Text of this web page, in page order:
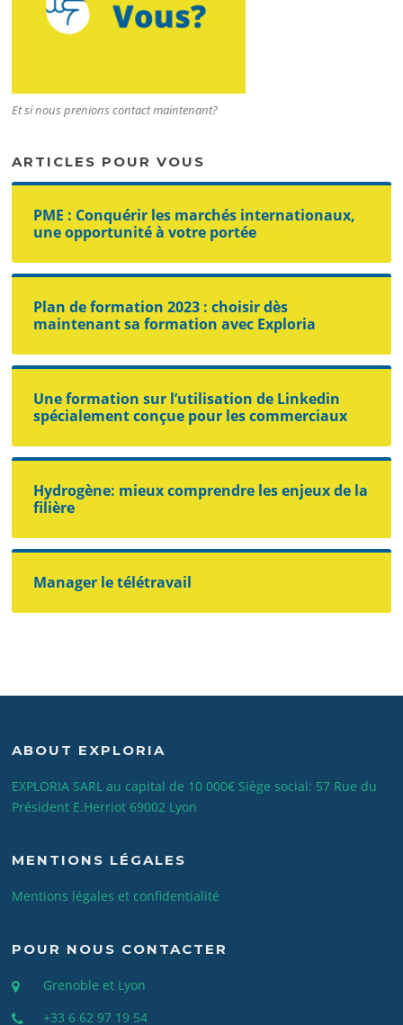
Et si nous prenions contact maintenant?
ARTICLES POUR VOUS
PME : Conquérir les marchés internationaux,
une opportunité à votre portée
Plan de formation 2023 : choisir dès
maintenant sa formation avec Exploria
Une formation sur l’utilisation de Linkedin
spécialement conçue pour les commerciaux
Hydrogène: mieux comprendre les enjeux de la
filière
Manager le télétravail
ABOUT EXPLORIA
EXPLORIA SARL au capital de 10 000€ Siège social: 57 Rue du
Président E.Herriot 69002 Lyon
MENTIONS LÉGALES
Mentions légales et confidentialité
POUR NOUS CONTACTER
Grenoble et Lyon
+33 6 62 97 19 54